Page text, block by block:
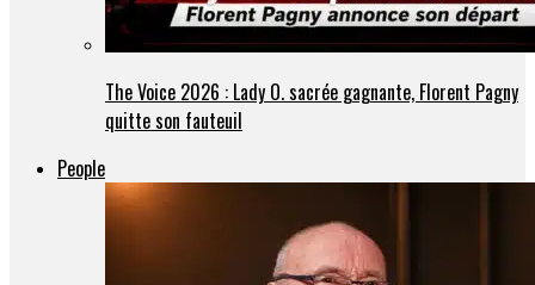
The Voice 2026 : Lady O. sacrée gagnante, Florent Pagny
quitte son fauteuil
People